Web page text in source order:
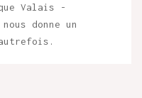
Valais -
donne un